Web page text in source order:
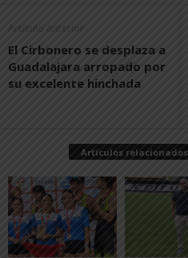
Artículo anterior
El Cirbonero se desplaza a
Guadalajara arropado por
su excelente hinchada
Artículos relacionados